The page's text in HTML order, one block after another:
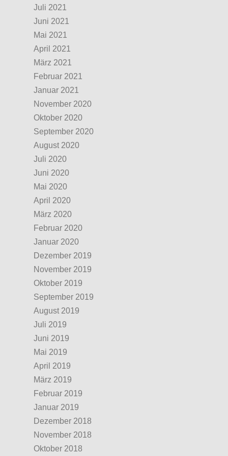
Juli 2021
Juni 2021
Mai 2021
April 2021
März 2021
Februar 2021
Januar 2021
November 2020
Oktober 2020
September 2020
August 2020
Juli 2020
Juni 2020
Mai 2020
April 2020
März 2020
Februar 2020
Januar 2020
Dezember 2019
November 2019
Oktober 2019
September 2019
August 2019
Juli 2019
Juni 2019
Mai 2019
April 2019
März 2019
Februar 2019
Januar 2019
Dezember 2018
November 2018
Oktober 2018